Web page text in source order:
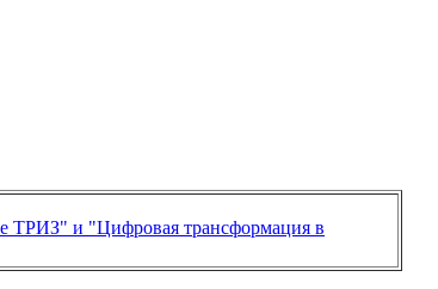
ТРИЗ" и "Цифровая трансформация в